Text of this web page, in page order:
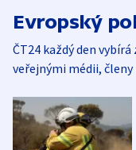
Evropský
ČT24 každý den
veřejnými médii, členy